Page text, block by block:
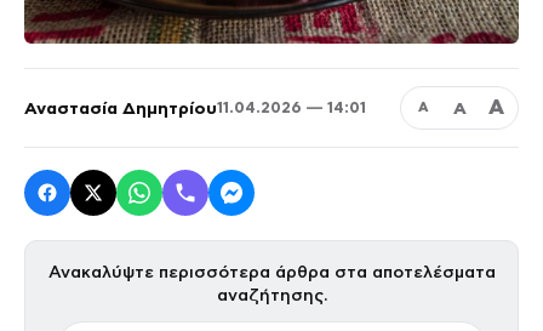
Αναστασία Δημητρίου11.04.2026 — 14:01 Α Α Α
Ανακαλύψτε περισσότερα άρθρα στα αποτελέσματα
αναζήτησης.